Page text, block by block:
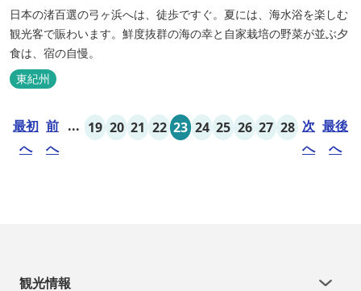
日本の渚百選の弓ヶ浜へは、徒歩ですぐ。夏には、海水浴を楽しむ
観光客で賑わいます。鮮度抜群の海の幸と自家栽培の野菜が並ぶ夕
食は、宿の自慢。
東紀州
最初
へ
前
へ
... 19 20 21 22 23 24 25 26 27 28 次
へ
最後
へ
観光情報